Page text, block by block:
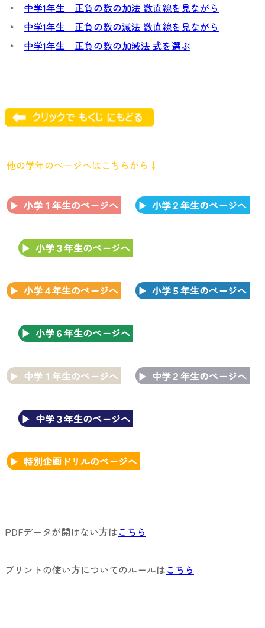
→ 中学1年生 正負の数の加法 数直線を見ながら
→ 中学1年生 正負の数の減法 数直線を見ながら
→ 中学1年生 正負の数の加減法 式を選ぶ
他の学年のページへはこちらから↓
小学１年生のページへ 小学２年生のページへ
小学３年生のページへ
小学４年生のページへ 小学５年生のページへ
小学６年生のページへ
中学１年生のページへ 中学２年生のページへ
中学３年生のページへ
特別企画ドリルのページへ
PDFデータが開けない方はこちら
プリントの使い方についてのルールはこちら